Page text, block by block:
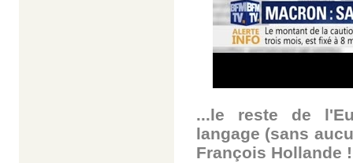
...le reste de
langage (sans
François Hollande